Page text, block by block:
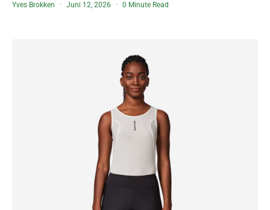
Yves Brokken Juni 12, 2026 0 Minute Read